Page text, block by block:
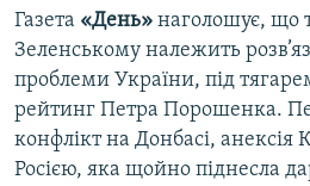
КТАТ
ДОЛУЧАЙСЯ!
Газета «День» наголошує, що
Зеленському належить
проблеми України, під
рейтинг Петра Порошенка.
конфлікт на Донбасі, анексія
Росією, яка щойно піднесла